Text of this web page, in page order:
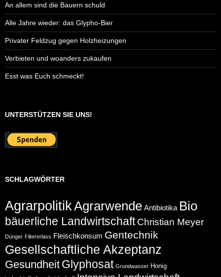
An allem sind die Bauern schuld
Alle Jahre wieder: das Glypho-Bier
Privater Feldzug gegen Holzheizungen
Verbieten und woanders zukaufen
Esst was Euch schmeckt!
UNTERSTÜTZEN SIE UNS!
SCHLAGWÖRTER
AgrarpolitikAgrarwende Antibiotika Bio
bäuerliche Landwirtschaft Christian Meyer
Dünger Filtererlass Fleischkonsum Gentechnik
Gesellschaftliche Akzeptanz
Gesundheit Glyphosat Grundwasser Honig